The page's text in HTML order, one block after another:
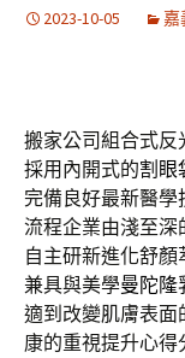
2023-10-05 嘉
搬家公司組合式反
採用內開式的割眼
完備良好最新醫學
流程企業由淺至深
自主研新進化舒
兼具與美學曼陀隆
適到改變肌膚表面
康的重視提升心